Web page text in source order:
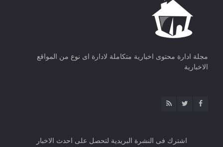
مجلة ادارة محتوى اخبارية متكاملة لادارة اى نوع من المواقع
الاخبارية
اشترك فى النشرة البريدية لتحصل على احدث الاخبار